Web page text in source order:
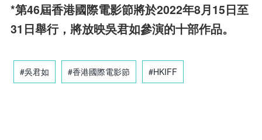
*第46屆香港國際電影節將於2022年8月15日至
31日舉行，將放映吳君如參演的十部作品。
#吳君如 #香港國際電影節 #HKIFF